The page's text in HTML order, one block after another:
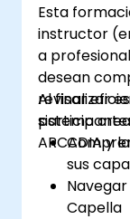
Esta
instructor
a
desean
revisar
sistema
ARCADIA y
Al finalizar
sus
Capella